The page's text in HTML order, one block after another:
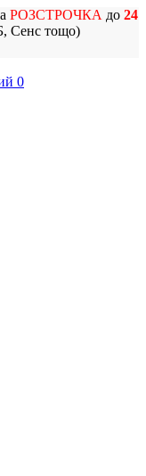
РОЗСТРОЧКА до 24
Сенс тощо)
0